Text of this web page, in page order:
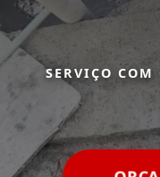
SERVIÇO